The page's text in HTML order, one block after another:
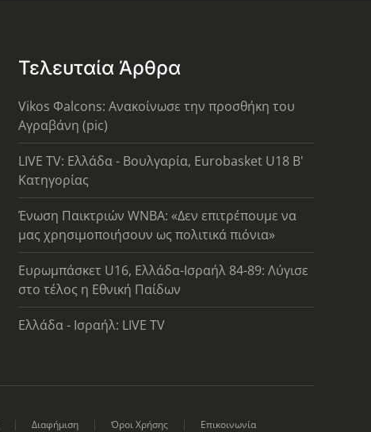
Τελευταία Άρθρα
Vikos Φalcons: Ανακοίνωσε την προσθήκη του
Αγραβάνη (pic)
LIVE TV: Ελλάδα - Βουλγαρία, Eurobasket U18 Β'
Κατηγορίας
Ένωση Παικτριών WNBA: «Δεν επιτρέπουμε να
μας χρησιμοποιήσουν ως πολιτικά πιόνια»
Ευρωμπάσκετ U16, Ελλάδα-Ισραήλ 84-89: Λύγισε
στο τέλος η Εθνική Παίδων
Ελλάδα - Ισραήλ: LIVE TV
Διαφήμιση Όροι Χρήσης Επικοινωνία